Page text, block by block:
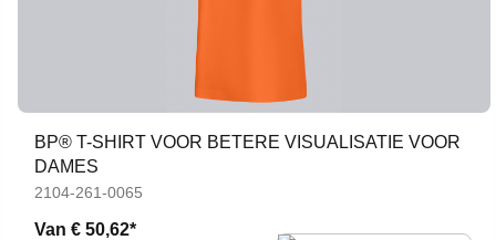
BP® T-SHIRT VOOR BETERE VISUALISATIE VOOR
DAMES
2104-261-0065
Van € 50,62*